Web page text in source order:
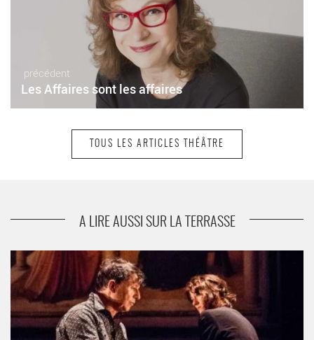
précédent
Les Affaires sont les affaires
Festival Sidération
TOUS LES ARTICLES THÉÂTRE
A LIRE AUSSI SUR LA TERRASSE
Comment vider la mer avec une cuiller - Critique sortie Théâtre
Paris Théâtre des Bouffes du Nord